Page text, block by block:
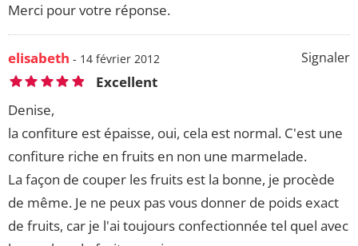
Merci pour votre réponse.
Signaler
elisabeth - 14 février 2012
Excellent
Denise,
la confiture est épaisse, oui, cela est normal. C'est une
confiture riche en fruits en non une marmelade.
La façon de couper les fruits est la bonne, je procède
de même. Je ne peux pas vous donner de poids exact
de fruits, car je l'ai toujours confectionnée tel quel avec